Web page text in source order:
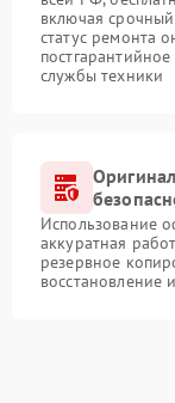
включая
статус ремонта
службы техники
Использование
аккуратная
резервное